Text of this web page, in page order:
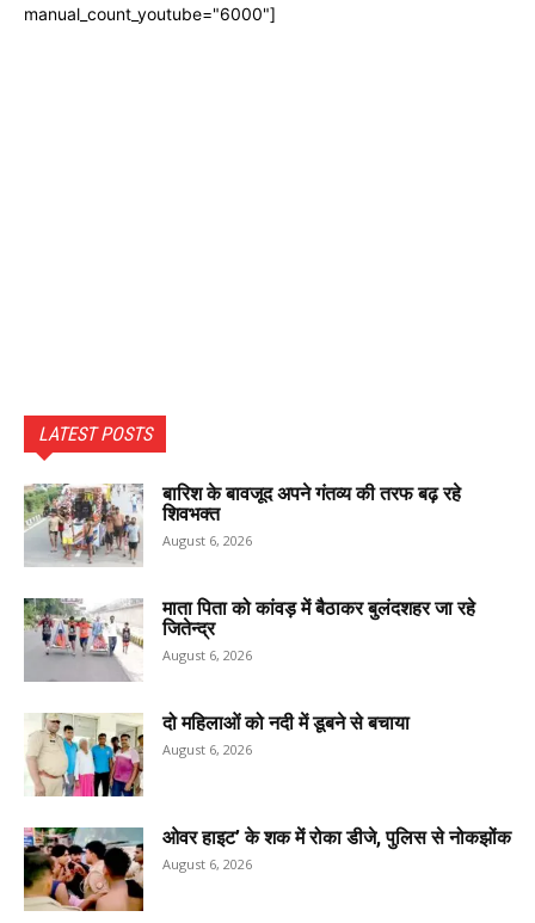
manual_count_youtube="6000"]
LATEST POSTS
बारिश के बावजूद अपने गंतव्य की तरफ बढ़ रहे
शिवभक्त
August 6, 2026
माता पिता को कांवड़ में बैठाकर बुलंदशहर जा रहे
जितेन्द्र
August 6, 2026
दो महिलाओं को नदी में डूबने से बचाया
August 6, 2026
ओवर हाइट’ के शक में रोका डीजे, पुलिस से नोकझोंक
August 6, 2026